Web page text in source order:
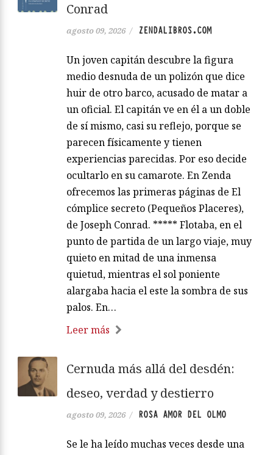
Conrad
agosto 09, 2026 / ZENDALIBROS.COM
Un joven capitán descubre la figura
medio desnuda de un polizón que dice
huir de otro barco, acusado de matar a
un oficial. El capitán ve en él a un doble
de sí mismo, casi su reflejo, porque se
parecen físicamente y tienen
experiencias parecidas. Por eso decide
ocultarlo en su camarote. En Zenda
ofrecemos las primeras páginas de El
cómplice secreto (Pequeños Placeres),
de Joseph Conrad. ***** Flotaba, en el
punto de partida de un largo viaje, muy
quieto en mitad de una inmensa
quietud, mientras el sol poniente
alargaba hacia el este la sombra de sus
palos. En…
Leer más
Cernuda más allá del desdén:
deseo, verdad y destierro
agosto 09, 2026 / ROSA AMOR DEL OLMO
Se le ha leído muchas veces desde una